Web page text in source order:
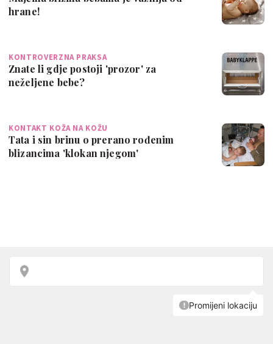
hrane!
KONTROVERZNA PRAKSA
Znate li gdje postoji 'prozor' za
neželjene bebe?
KONTAKT KOŽA NA KOŽU
Tata i sin brinu o prerano rođenim
blizancima 'klokan njegom'